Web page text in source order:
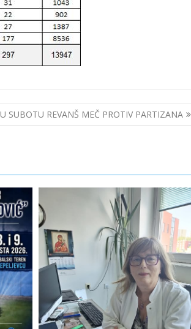
U SUBOTU REVANŠ MEČ PROTIV PARTIZANA